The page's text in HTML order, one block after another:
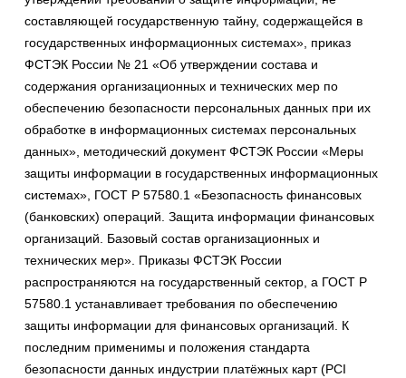
составляющей государственную тайну, содержащейся в
государственных информационных системах», приказ
ФСТЭК России № 21 «Об утверждении состава и
содержания организационных и технических мер по
обеспечению безопасности персональных данных при их
обработке в информационных системах персональных
данных», методический документ ФСТЭК России «Меры
защиты информации в государственных информационных
системах», ГОСТ Р 57580.1 «Безопасность финансовых
(банковских) операций. Защита информации финансовых
организаций. Базовый состав организационных и
технических мер». Приказы ФСТЭК России
распространяются на государственный сектор, а ГОСТ Р
57580.1 устанавливает требования по обеспечению
защиты информации для финансовых организаций. К
последним применимы и положения стандарта
безопасности данных индустрии платёжных карт (PCI